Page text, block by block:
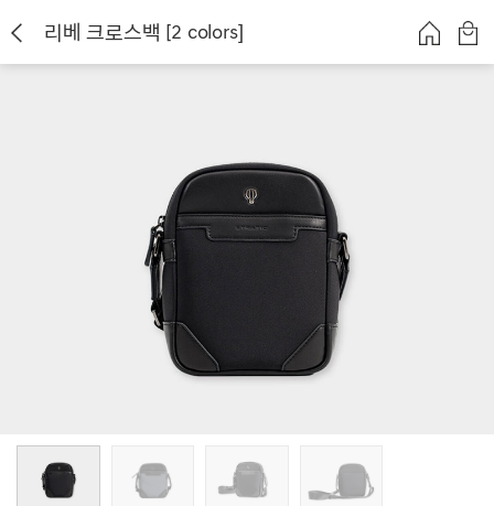
리베 크로스백 [2 colors]